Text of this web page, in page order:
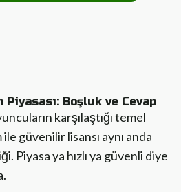
Boşluk ve Cevap
karşılaştığı temel
güvenilir lisansı aynı anda
Piyasa ya hızlı ya güvenli diye